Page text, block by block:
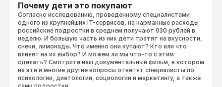
Почему дети это покупают
Согласно исследованию, проведенному специалистами
одного из крупнейших IT-сервисов, на карманные расходы
российские подростки в среднем получают 930 рублей в
неделю. И большую часть из них дети тратят на вкусности,
снеки, лимонады. Что именно они купают? Кто или что
влияет на их выбор? И можем ли мы что-то с этим
сделать? Смотрите наш документальный фильм, в котором
на эти и многие другие вопросы ответят специалисты по
психологии, диетологии, социологии и маркетингу, а также